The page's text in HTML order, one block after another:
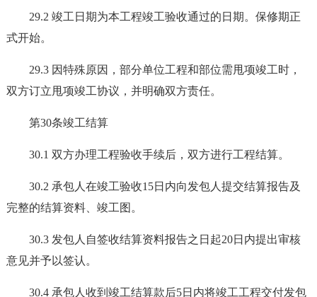
29.2 竣工日期为本工程竣工验收通过的日期。保修期正
式开始。
29.3 因特殊原因，部分单位工程和部位需甩项竣工时，
双方订立甩项竣工协议，并明确双方责任。
第30条竣工结算
30.1 双方办理工程验收手续后，双方进行工程结算。
30.2 承包人在竣工验收15日内向发包人提交结算报告及
完整的结算资料、竣工图。
30.3 发包人自签收结算资料报告之日起20日内提出审核
意见并予以签认。
30.4 承包人收到竣工结算款后5日内将竣工工程交付发包